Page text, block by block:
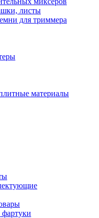
листы
для триммера
материалы